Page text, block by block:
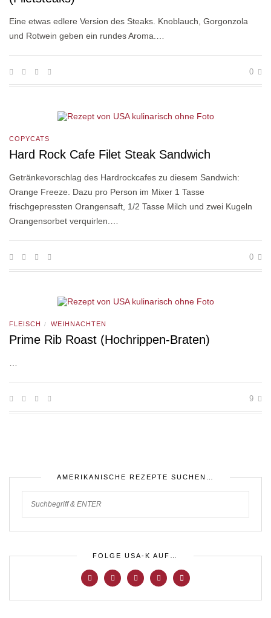
Eine etwas edlere Version des Steaks. Knoblauch, Gorgonzola
und Rotwein geben ein rundes Aroma.…
0
COPYCATS
Hard Rock Cafe Filet Steak Sandwich
Getränkevorschlag des Hardrockcafes zu diesem Sandwich:
Orange Freeze. Dazu pro Person im Mixer 1 Tasse
frischgepressten Orangensaft, 1/2 Tasse Milch und zwei Kugeln
Orangensorbet verquirlen.…
0
FLEISCH / WEIHNACHTEN
Prime Rib Roast (Hochrippen-Braten)
…
9
AMERIKANISCHE REZEPTE SUCHEN…
FOLGE USA-K AUF…